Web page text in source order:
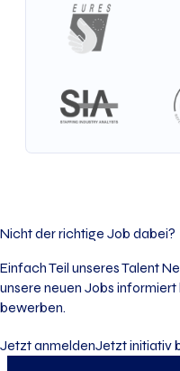
Nicht der richtige Job dabei?
Einfach Teil unseres Talent
unsere neuen Jobs
bewerben.
Jetzt anmeldenJetzt initiativ